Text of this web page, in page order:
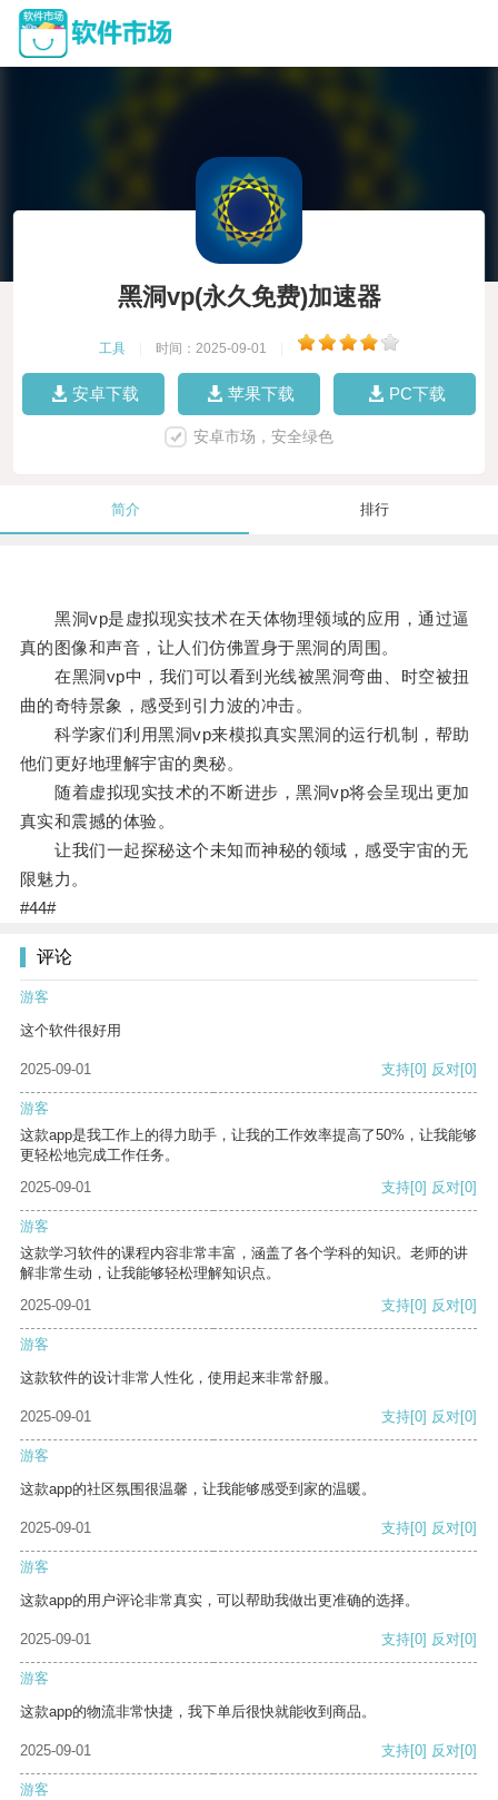
黑洞vp(永久免费)加速器
工具 时间：2025-09-01
安卓下载 苹果下载 PC下载
安卓市场，安全绿色
简介 排行
黑洞vp是虚拟现实技术在天体物理领域的应用，通过逼
真的图像和声音，让人们仿佛置身于黑洞的周围。
在黑洞vp中，我们可以看到光线被黑洞弯曲、时空被扭
曲的奇特景象，感受到引力波的冲击。
科学家们利用黑洞vp来模拟真实黑洞的运行机制，帮助
他们更好地理解宇宙的奥秘。
随着虚拟现实技术的不断进步，黑洞vp将会呈现出更加
真实和震撼的体验。
让我们一起探秘这个未知而神秘的领域，感受宇宙的无
限魅力。
#44#
评论
游客
这个软件很好用
2025-09-01 支持[0] 反对[0]
游客
这款app是我工作上的得力助手，让我的工作效率提高了50%，让我能够
更轻松地完成工作任务。
2025-09-01
支持[0] 反对[0]
游客
这款学习软件的课程内容非常丰富，涵盖了各个学科的知识。老师的讲
解非常生动，让我能够轻松理解知识点。
2025-09-01
支持[0] 反对[0]
游客
这款软件的设计非常人性化，使用起来非常舒服。
2025-09-01 支持[0] 反对[0]
游客
这款app的社区氛围很温馨，让我能够感受到家的温暖。
2025-09-01 支持[0] 反对[0]
游客
这款app的用户评论非常真实，可以帮助我做出更准确的选择。
2025-09-01 支持[0] 反对[0]
游客
这款app的物流非常快捷，我下单后很快就能收到商品。
2025-09-01 支持[0] 反对[0]
游客